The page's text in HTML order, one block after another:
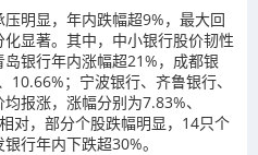
明显，年内跌幅超9%，最大回
显著。其中，中小银行股价韧性
银行年内涨幅超21%，成都银
；宁波银行、齐鲁银行、
报涨，涨幅分别为7.83%、
对，部分个股跌幅明显，14只个
行年内下跌超30%。